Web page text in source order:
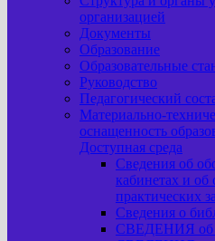
организацией
Документы
Образование
Образовательные
Руководство
Педагогический
Материально-
оснащенность
Доступная среда
Сведения об
кабинетах и об
практических
Сведения о
СВЕДЕНИЯ об